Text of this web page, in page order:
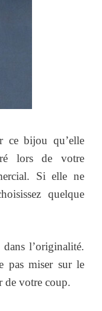
ce bijou qu’elle
lors de votre
Si elle ne
quelque
dans l’originalité.
pas miser sur le
de votre coup.